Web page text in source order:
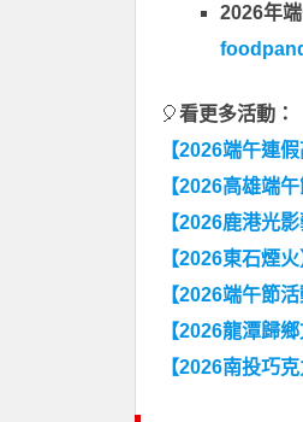
2026年
🎈看更多活動：
【2026端午連
【2026高雄端
【2026鹿港光
【2026東石煙
【2026端午節
【2026龍潭歸
【2026南投巧